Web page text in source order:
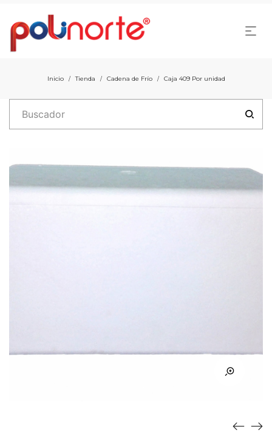
Inicio / Tienda / Cadena de Frío / Caja 409 Por unidad